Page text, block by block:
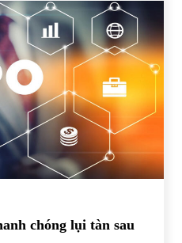
chóng lụi tàn sau